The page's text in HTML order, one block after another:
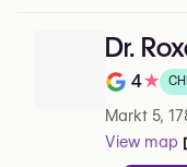
Dr.
Note de
4★
Markt 5,
View map